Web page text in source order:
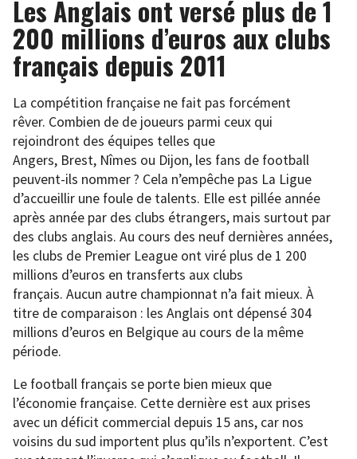
Les Anglais ont versé plus de 1
200 millions d’euros aux clubs
français depuis 2011
La compétition française ne fait pas forcément
rêver. Combien de de joueurs parmi ceux qui
rejoindront des équipes telles que
Angers, Brest, Nîmes ou Dijon, les fans de football
peuvent-ils nommer ? Cela n’empêche pas La Ligue
d’accueillir une foule de talents. Elle est pillée année
après année par des clubs étrangers, mais surtout par
des clubs anglais. Au cours des neuf dernières années,
les clubs de Premier League ont viré plus de 1 200
millions d’euros en transferts aux clubs
français. Aucun autre championnat n’a fait mieux. À
titre de comparaison : les Anglais ont dépensé 304
millions d’euros en Belgique au cours de la même
période.
Le football français se porte bien mieux que
l’économie française. Cette dernière est aux prises
avec un déficit commercial depuis 15 ans, car nos
voisins du sud importent plus qu’ils n’exportent. C’est